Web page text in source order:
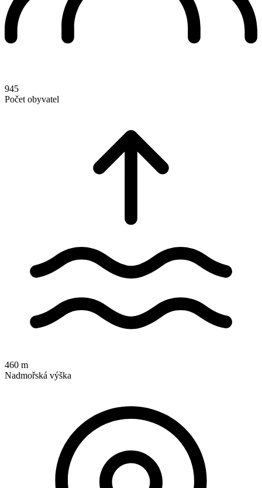
945
Počet obyvatel
460 m
Nadmořská výška